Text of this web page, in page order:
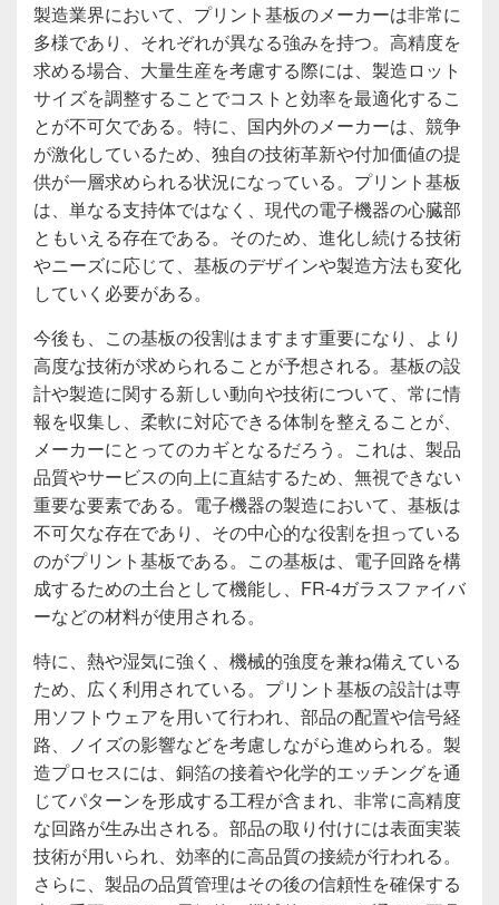
製造業界において、プリント基板のメーカーは非常に
多様であり、それぞれが異なる強みを持つ。高精度を
求める場合、大量生産を考慮する際には、製造ロット
サイズを調整することでコストと効率を最適化するこ
とが不可欠である。特に、国内外のメーカーは、競争
が激化しているため、独自の技術革新や付加価値の提
供が一層求められる状況になっている。プリント基板
は、単なる支持体ではなく、現代の電子機器の心臓部
ともいえる存在である。そのため、進化し続ける技術
やニーズに応じて、基板のデザインや製造方法も変化
していく必要がある。
今後も、この基板の役割はますます重要になり、より
高度な技術が求められることが予想される。基板の設
計や製造に関する新しい動向や技術について、常に情
報を収集し、柔軟に対応できる体制を整えることが、
メーカーにとってのカギとなるだろう。これは、製品
品質やサービスの向上に直結するため、無視できない
重要な要素である。電子機器の製造において、基板は
不可欠な存在であり、その中心的な役割を担っている
のがプリント基板である。この基板は、電子回路を構
成するための土台として機能し、FR-4ガラスファイバ
ーなどの材料が使用される。
特に、熱や湿気に強く、機械的強度を兼ね備えている
ため、広く利用されている。プリント基板の設計は専
用ソフトウェアを用いて行われ、部品の配置や信号経
路、ノイズの影響などを考慮しながら進められる。製
造プロセスには、銅箔の接着や化学的エッチングを通
じてパターンを形成する工程が含まれ、非常に高精度
な回路が生み出される。部品の取り付けには表面実装
技術が用いられ、効率的に高品質の接続が行われる。
さらに、製品の品質管理はその後の信頼性を確保する